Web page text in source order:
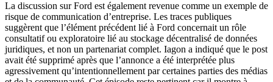
La discussion sur Ford est également revenue comme un exemple de
risque de communication d’entreprise. Les traces publiques
suggèrent que l’élément précédent lié à Ford concernait un rôle
consultatif ou exploratoire lié au stockage décentralisé de données
juridiques, et non un partenariat complet. Iagon a indiqué que le post
avait été supprimé après que l’annonce a été interprétée plus
agressivement qu’intentionnellement par certaines parties des médias